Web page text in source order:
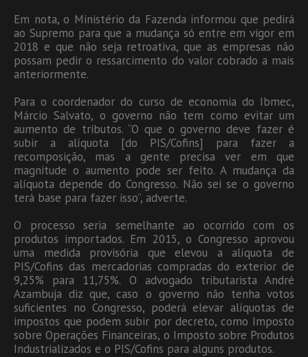
Em nota, o Ministério da Fazenda informou que pedirá
ao Supremo para que a mudança só entre em vigor em
2018 e que não seja retroativa, que as empresas não
possam pedir o ressarcimento do valor cobrado a mais
anteriormente.
Para o coordenador do curso de economia do Ibmec,
Márcio Salvato, o governo não tem como evitar um
aumento de tributos. “O que o governo deve fazer é
subir a alíquota [do PIS/Cofins] para fazer a
recomposição, mas a gente precisa ver em que
magnitude o aumento pode ser feito. A mudança da
alíquota depende do Congresso. Não sei se o governo
terá base para fazer isso”, adverte.
O processo seria semelhante ao ocorrido com os
produtos importados. Em 2015, o Congresso aprovou
uma medida provisória que elevou a alíquota de
PIS/Cofins das mercadorias compradas do exterior de
9,25% para 11,75%. O advogado tributarista André
Azambuja diz que, caso o governo não tenha votos
suficientes no Congresso, poderá elevar alíquotas de
impostos que podem subir por decreto, como Imposto
sobre Operações Financeiras, o Imposto sobre Produtos
Industrializados e o PIS/Cofins para alguns produtos.